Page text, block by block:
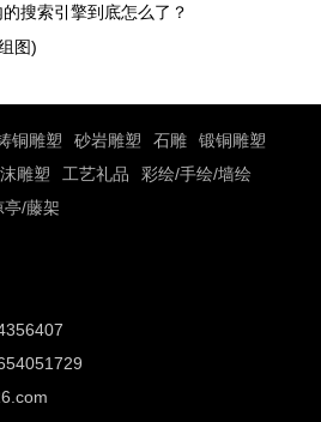
搜索引擎到底怎么了？
图)
铜雕塑 砂岩雕塑 石雕
锻铜雕塑
雕塑 工艺礼品
彩绘/手绘/墙绘
亭/藤架